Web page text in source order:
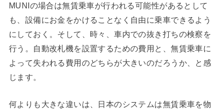
MUNIの場合は無賃乗車が行われる可能性があるとして
も、設備にお金をかけることなく自由に乗車できるよう
にしておく。そして、時々、車内での抜き打ちの検察を
行う。自動改札機を設置するための費用と、無賃乗車に
よって失われる費用のどちらが大きいのだろうか、と感
じます。
何よりも大きな違いは、日本のシステムは無賃乗車を物